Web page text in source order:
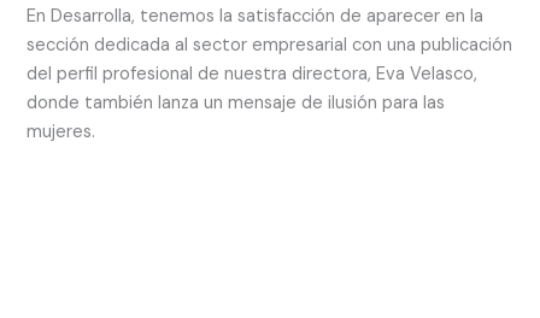
En Desarrolla, tenemos la satisfacción de aparecer en la
sección dedicada al sector empresarial con una publicación
del perfil profesional de nuestra directora, Eva Velasco,
donde también lanza un mensaje de ilusión para las
mujeres.